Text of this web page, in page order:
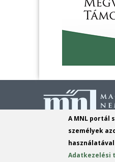
A MNL portál
személyek
Adatkezelési